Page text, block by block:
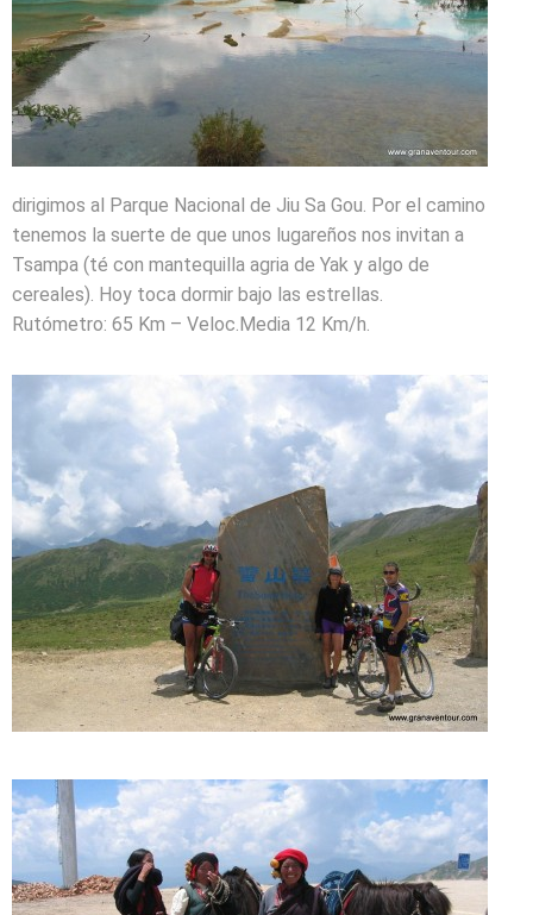
dirigimos al Parque Nacional de Jiu Sa Gou. Por el camino
tenemos la suerte de que unos lugareños nos invitan a
Tsampa (té con mantequilla agria de Yak y algo de
cereales). Hoy toca dormir bajo las estrellas.
Rutómetro: 65 Km – Veloc.Media 12 Km/h.